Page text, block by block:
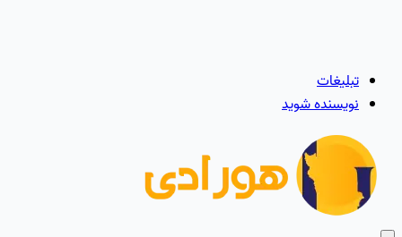
تبلیغات
نویسنده شوید